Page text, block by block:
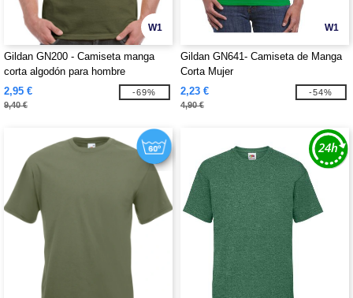
W1
Gildan GN200 - Camiseta manga
corta algodón para hombre
2,95 €
9,40 €
-69%
W1
Gildan GN641- Camiseta de Manga
Corta Mujer
2,23 €
4,90 €
-54%